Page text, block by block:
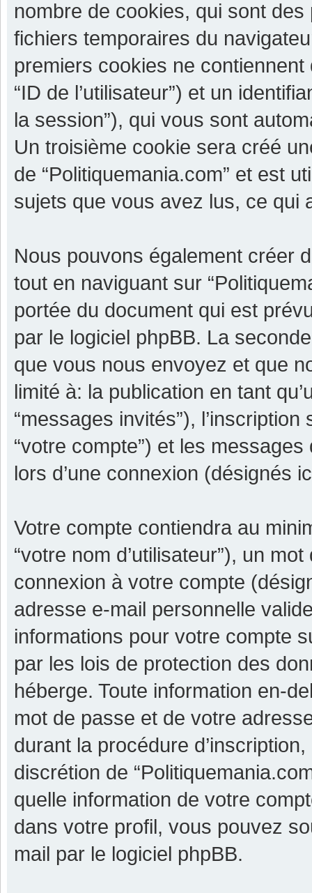
nombre de cookies, qui sont
fichiers temporaires du
premiers cookies ne contiennent
“ID de l’utilisateur”) et un
la session”), qui vous sont
Un troisième cookie sera créé
de “Politiquemania.com” et est
sujets que vous avez lus, ce qui
Nous pouvons également créer
tout en naviguant sur
portée du document qui est
par le logiciel phpBB. La
que vous nous envoyez et que
limité à: la publication en tant
“messages invités”),
“votre compte”) et les
lors d’une connexion (désignés
Votre compte contiendra au
“votre nom d’utilisateur”), un
connexion à votre compte
adresse e-mail personnelle
informations pour votre compte
par les lois de protection des
héberge. Toute information en-
mot de passe et de votre
durant la procédure
discrétion de
quelle information de votre
dans votre profil, vous pouvez
mail par le logiciel phpBB.